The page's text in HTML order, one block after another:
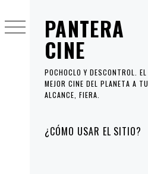
PANTERA
CINE
POCHOCLO Y DESCONTROL. EL
MEJOR CINE DEL PLANETA A TU
ALCANCE, FIERA.
principal
¿CÓMO USAR EL SITIO?
al
contenido